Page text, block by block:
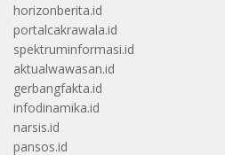
horizonberita.id
portalcakrawala.id
spektruminformasi.id
aktualwawasan.id
gerbangfakta.id
infodinamika.id
narsis.id
pansos.id